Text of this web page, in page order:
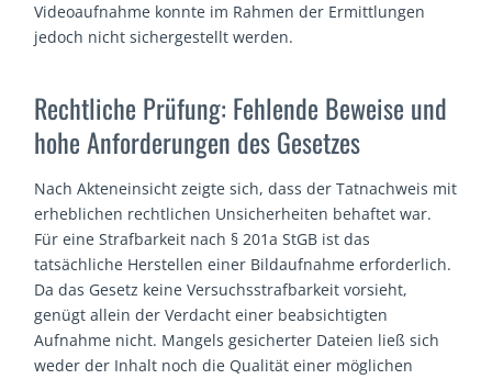
Videoaufnahme konnte im Rahmen der Ermittlungen
jedoch nicht sichergestellt werden.
Rechtliche Prüfung: Fehlende Beweise und
hohe Anforderungen des Gesetzes
Nach Akteneinsicht zeigte sich, dass der Tatnachweis mit
erheblichen rechtlichen Unsicherheiten behaftet war.
Für eine Strafbarkeit nach § 201a StGB ist das
tatsächliche Herstellen einer Bildaufnahme erforderlich.
Da das Gesetz keine Versuchsstrafbarkeit vorsieht,
genügt allein der Verdacht einer beabsichtigten
Aufnahme nicht. Mangels gesicherter Dateien ließ sich
weder der Inhalt noch die Qualität einer möglichen